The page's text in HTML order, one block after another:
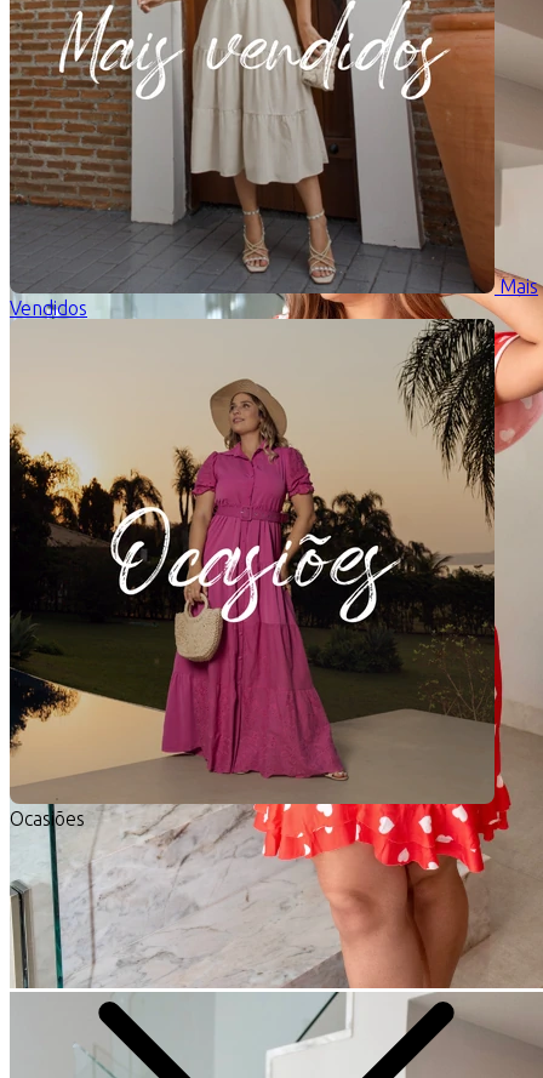
Mais
Vendidos
Ocasiões